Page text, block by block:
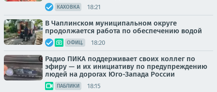
КАХОВКА 18:21
В Чаплинском муниципальном округе
продолжается работа по обеспечению водой
ОФИЦ. 18:20
Радио ПИКА поддерживает своих коллег по
эфиру — и их инициативу по предупреждению
людей на дорогах Юго-Запада России
ПАБЛИКИ 18:15